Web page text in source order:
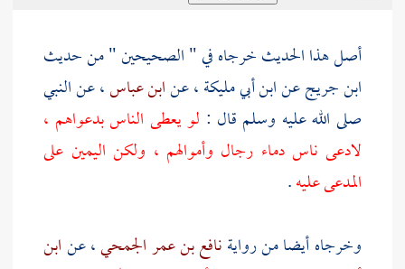
أصل هذا الحديث خرجاه في " الصحيحين " من حديث
ابن جريج عن ابن أبي مليكة ، عنابن عباس، عن النبي
صلى الله عليه وسلم قال : لو يعطى الناس بدعواهم ،
لادعى ناس دماء رجال وأموالهم ، ولكن اليمين على
المدعى عليه.
وخرجاه أيضا من روايةنافع بن عمر الجمحي، عنابن